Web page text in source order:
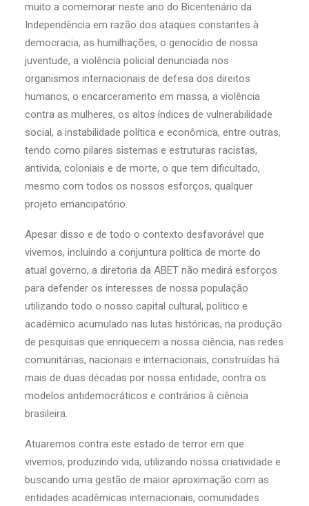
muito a comemorar neste ano do Bicentenário da
Independência em razão dos ataques constantes à
democracia, as humilhações, o genocídio de nossa
juventude, a violência policial denunciada nos
organismos internacionais de defesa dos direitos
humanos, o encarceramento em massa, a violência
contra as mulheres, os altos índices de vulnerabilidade
social, a instabilidade política e econômica, entre outras,
tendo como pilares sistemas e estruturas racistas,
antivida, coloniais e de morte, o que tem dificultado,
mesmo com todos os nossos esforços, qualquer
projeto emancipatório.
Apesar disso e de todo o contexto desfavorável que
vivemos, incluindo a conjuntura política de morte do
atual governo, a diretoria da ABET não medirá esforços
para defender os interesses de nossa população
utilizando todo o nosso capital cultural, político e
acadêmico acumulado nas lutas históricas, na produção
de pesquisas que enriquecem a nossa ciência, nas redes
comunitárias, nacionais e internacionais, construídas há
mais de duas décadas por nossa entidade, contra os
modelos antidemocráticos e contrários à ciência
brasileira.
Atuaremos contra este estado de terror em que
vivemos, produzindo vida, utilizando nossa criatividade e
buscando uma gestão de maior aproximação com as
entidades acadêmicas internacionais, comunidades